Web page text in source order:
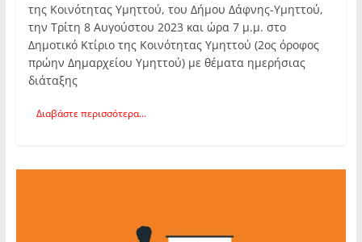
της Κοινότητας Υμηττού, του Δήμου Δάφνης-Υμηττού,
την Τρίτη 8 Αυγούστου 2023 και ώρα 7 μ.μ. στο
Δημοτικό Κτίριο της Κοινότητας Υμηττού (2ος όροφος
πρώην Δημαρχείου Υμηττού) με θέματα ημερήσιας
διάταξης
Διαβάστε περισσότερα...